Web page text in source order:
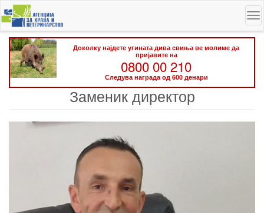
Skip
to
main
content
Доколку најдете угината дива свиња ве молиме да
пријавите на
0800 00 210
Следува награда од 600 денари
Заменик директор